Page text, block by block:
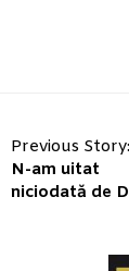
Previous Story:
N-am uitat
niciodată de